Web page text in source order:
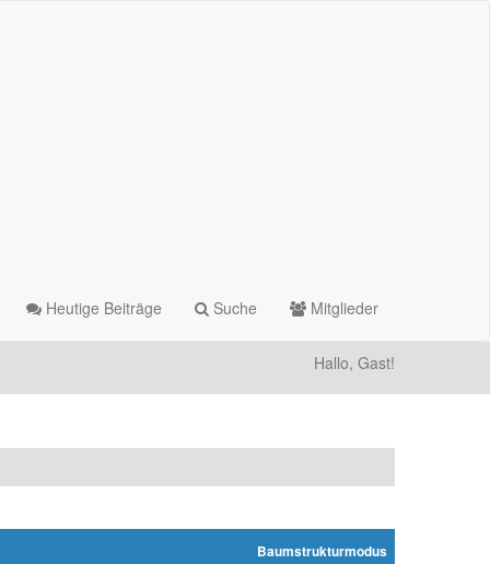
Heutige Beiträge Suche Mitglieder
Hallo, Gast!
Baumstrukturmodus